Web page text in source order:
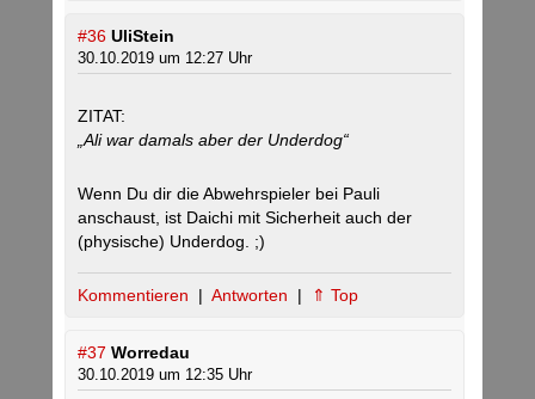
#36 UliStein
30.10.2019 um 12:27 Uhr
ZITAT:
„Ali war damals aber der Underdog“
Wenn Du dir die Abwehrspieler bei Pauli
anschaust, ist Daichi mit Sicherheit auch der
(physische) Underdog. ;)
Kommentieren | Antworten | ⇑ Top
#37 Worredau
30.10.2019 um 12:35 Uhr